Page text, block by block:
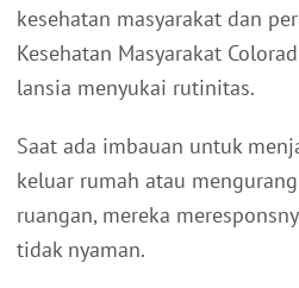
kesehatan masyarakat dan
Kesehatan Masyarakat
lansia menyukai rutinitas.
Saat ada imbauan untuk
keluar rumah atau
ruangan, mereka
tidak nyaman.